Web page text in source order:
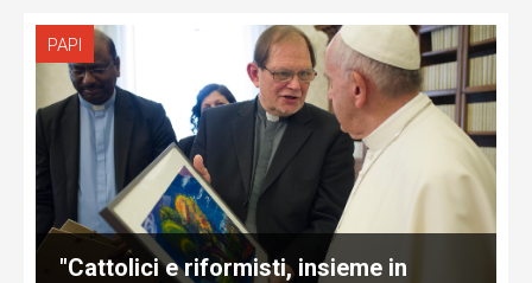
PAPI
"Cattolici e riformisti, insieme in